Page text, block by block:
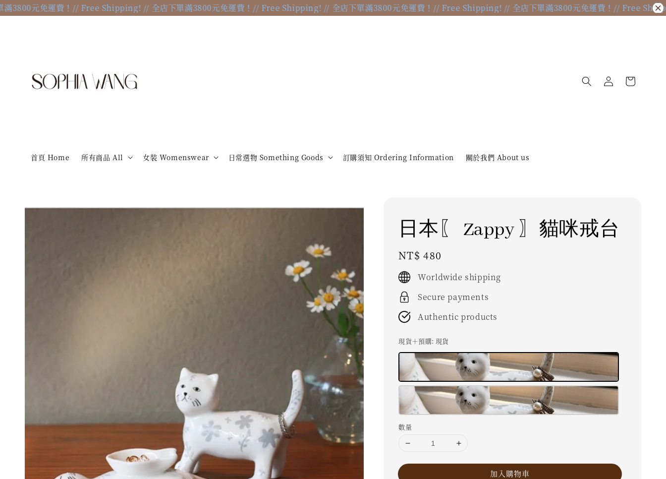
免運費！// Free Shipping! // 全店下單滿3800元免運費！// Free Shipping! // 全店下單滿3800元免運費！// Free Shipping! // 全店下單滿3800元免運費！// Free Shipping! //
首頁 Home 所有商品 All 女裝 Womenswear 日常選物 Something Goods 訂購須知 Ordering Information 關於我們 About us
日本〖 Zappy 〗貓咪戒台
Regular
price
NT$ 480
Worldwide shipping
Secure payments
Authentic products
現貨＋預購: 現貨
數量
加入購物車